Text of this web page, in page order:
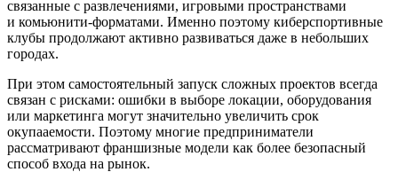
связанные с развлечениями, игровыми пространствами
и комьюнити-форматами. Именно поэтому киберспортивные
клубы продолжают активно развиваться даже в небольших
городах.
При этом самостоятельный запуск сложных проектов всегда
связан с рисками: ошибки в выборе локации, оборудования
или маркетинга могут значительно увеличить срок
окупааемости. Поэтому многие предприниматели
рассматривают франшизные модели как более безопасный
способ входа на рынок.